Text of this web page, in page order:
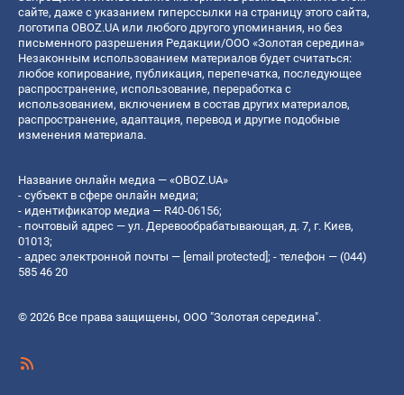
сайте, даже с указанием гиперссылки на страницу этого сайта,
логотипа OBOZ.UA или любого другого упоминания, но без
письменного разрешения Редакции/ООО «Золотая середина»
Незаконным использованием материалов будет считаться:
любое копирование, публикация, перепечатка, последующее
распространение, использование, переработка с
использованием, включением в состав других материалов,
распространение, адаптация, перевод и другие подобные
изменения материала.
Название онлайн медиа — «OBOZ.UA»
- субъект в сфере онлайн медиа;
- идентификатор медиа — R40-06156;
- почтовый адрес — ул. Деревообрабатывающая, д. 7, г. Киев,
01013;
- адрес электронной почты — [email protected]; - телефон — (044)
585 46 20
© 2026 Все права защищены, ООО "Золотая середина".